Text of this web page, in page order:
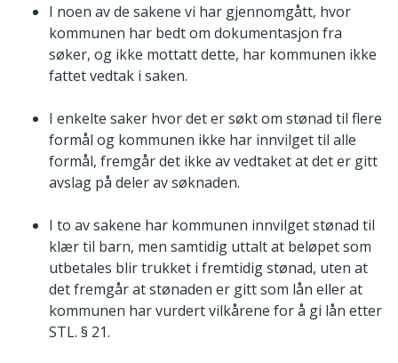
I noen av de sakene vi har gjennomgått, hvor
kommunen har bedt om dokumentasjon fra
søker, og ikke mottatt dette, har kommunen ikke
fattet vedtak i saken.
I enkelte saker hvor det er søkt om stønad til flere
formål og kommunen ikke har innvilget til alle
formål, fremgår det ikke av vedtaket at det er gitt
avslag på deler av søknaden.
I to av sakene har kommunen innvilget stønad til
klær til barn, men samtidig uttalt at beløpet som
utbetales blir trukket i fremtidig stønad, uten at
det fremgår at stønaden er gitt som lån eller at
kommunen har vurdert vilkårene for å gi lån etter
STL. § 21.